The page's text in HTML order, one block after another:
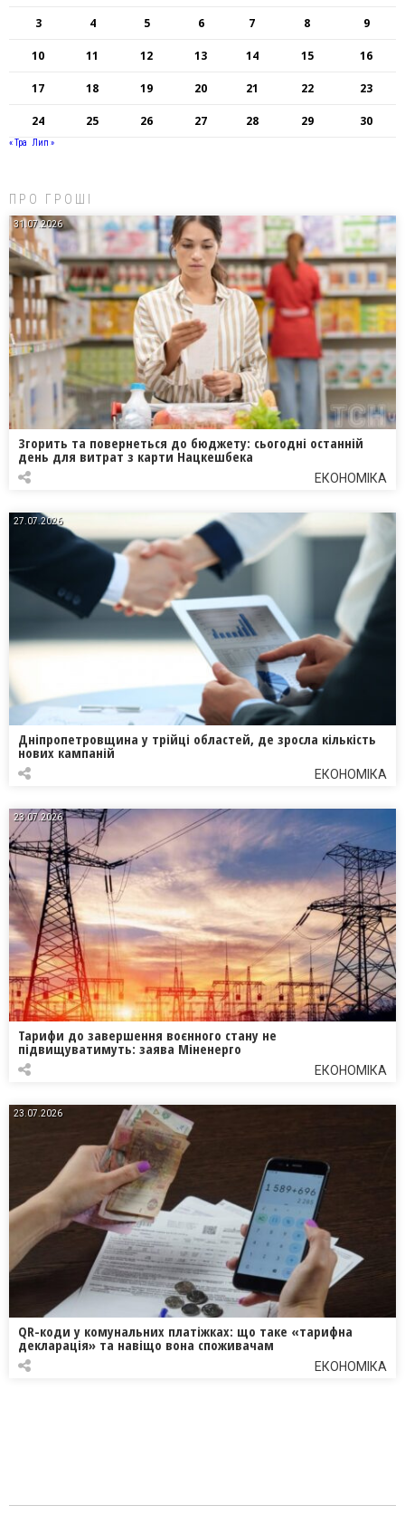
3 4 5 6 7 8 9
10 11 12 13 14 15 16
17 18 19 20 21 22 23
24 25 26 27 28 29 30
« Тра Лип »
ПРО ГРОШІ
31.07.2026
Згорить та повернеться до бюджету: сьогодні останній
день для витрат з карти Нацкешбека
ЕКОНОМІКА
27.07.2026
Дніпропетровщина у трійці областей, де зросла кількість
нових кампаній
ЕКОНОМІКА
23.07.2026
Тарифи до завершення воєнного стану не
підвищуватимуть: заява Міненерго
ЕКОНОМІКА
23.07.2026
QR-коди у комунальних платіжках: що таке «тарифна
декларація» та навіщо вона споживачам
ЕКОНОМІКА